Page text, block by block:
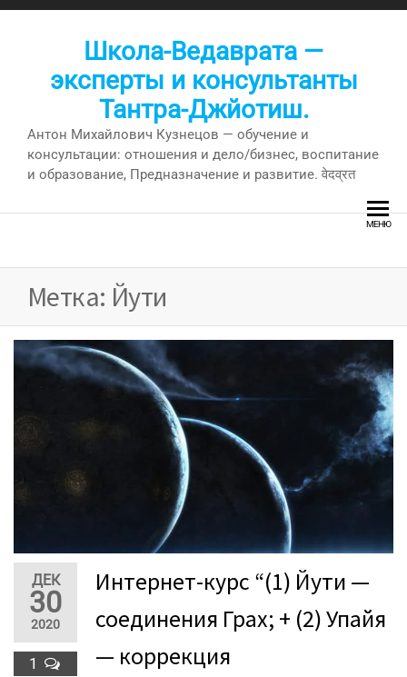
Перейти
Школа-Ведаврата —
эксперты и консультанты
Тантра-Джйотиш.
Антон Михайлович Кузнецов — обучение и
консультации: отношения и дело/бизнес, воспитание
и образование, Предназначение и развитие. वेदव्रत
МЕНЮ
Метка: Йути
ДЕК
30
2020
1
Интернет-курс “(1) Йути —
соединения Грах; + (2) Упайя
— коррекция